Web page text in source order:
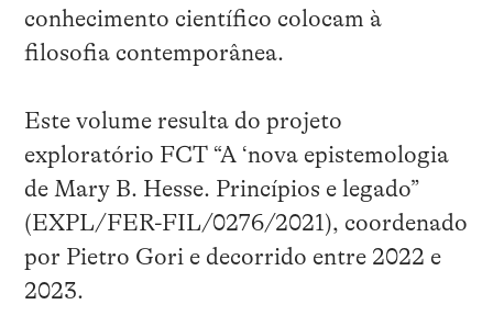
conhecimento científico colocam à
filosofia contemporânea.
Este volume resulta do projeto
exploratório FCT “A ‘nova epistemologia
de Mary B. Hesse. Princípios e legado”
(EXPL/FER-FIL/0276/2021), coordenado
por Pietro Gori e decorrido entre 2022 e
2023.